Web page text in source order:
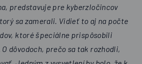
predstavuje pre kyberzločincov
sa zamerali. Vidieť to aj na počte
ktoré špeciálne prispôsobili
dôvodoch, prečo sa tak rozhodli,